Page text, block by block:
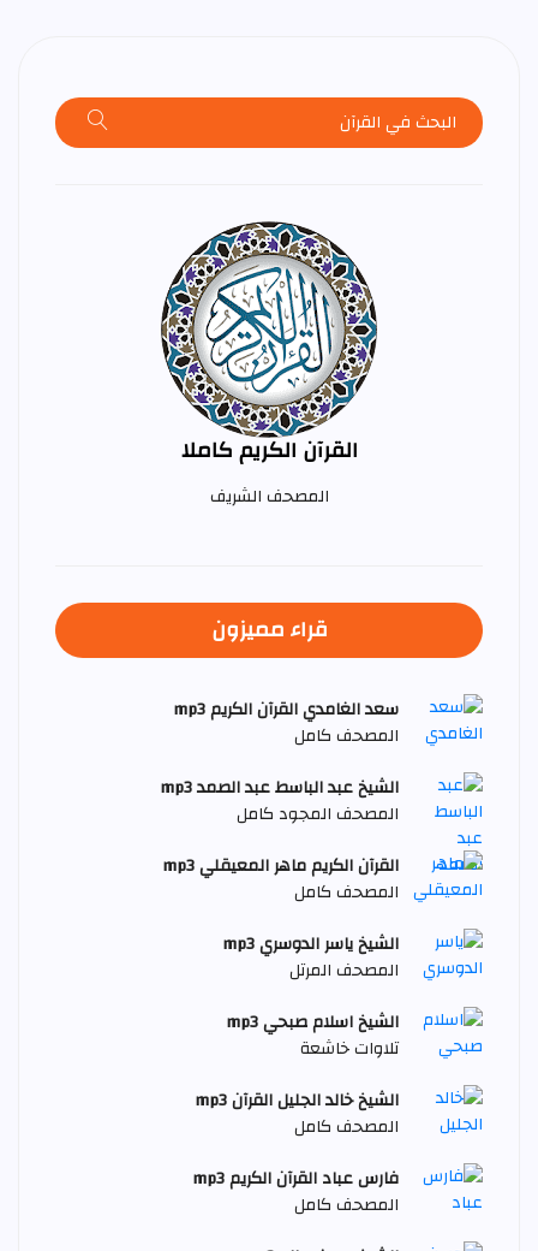
القرآن الكريم كاملا
المصحف الشريف
قراء مميزون
سعد الغامدي القرآن الكريم mp3
المصحف كامل
الشيخ عبد الباسط عبد الصمد mp3
المصحف المجود كامل
القرآن الكريم ماهر المعيقلي mp3
المصحف كامل
الشيخ ياسر الدوسري mp3
المصحف المرتل
الشيخ اسلام صبحي mp3
تلاوات خاشعة
الشيخ خالد الجليل القرآن mp3
المصحف كامل
فارس عباد القرآن الكريم mp3
المصحف كامل